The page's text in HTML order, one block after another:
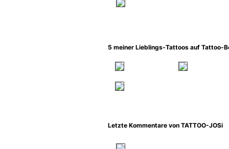
5 meiner Lieblings-Tattoos auf Tattoo-
Letzte Kommentare von TATTOO-JOSi